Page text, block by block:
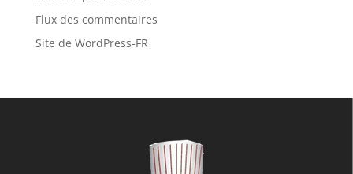
Flux des commentaires
Site de WordPress-FR